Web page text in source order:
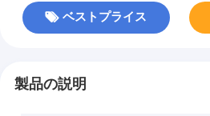
ベストプライス
製品の説明